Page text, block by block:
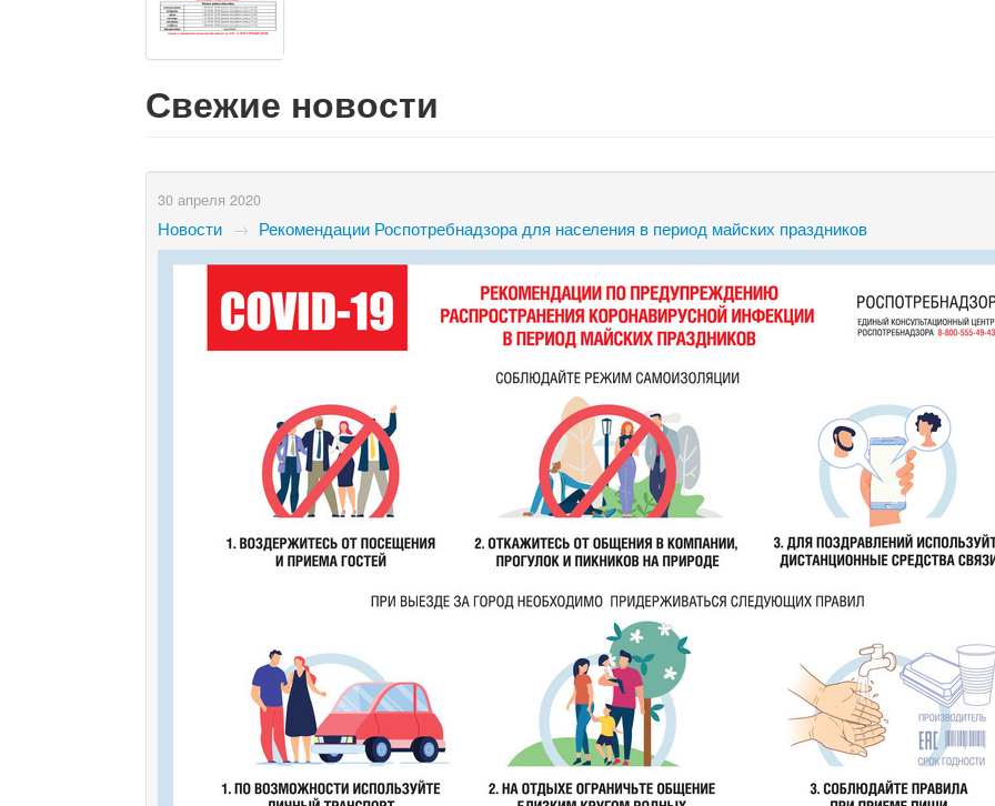
Свежие новости
30 апреля 2020
Новости → Рекомендации Роспотребнадзора для населения в период майских праздников